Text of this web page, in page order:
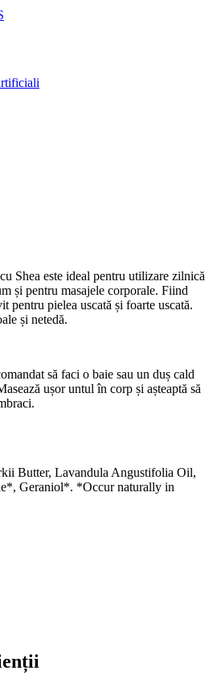
Shea este ideal pentru utilizare zilnică
și pentru masajele corporale. Fiind
pentru pielea uscată și foarte uscată.
și netedă.
să faci o baie sau un duș cald
ușor untul în corp și așteaptă să
Butter, Lavandula Angustifolia Oil,
Geraniol*. *Occur naturally in